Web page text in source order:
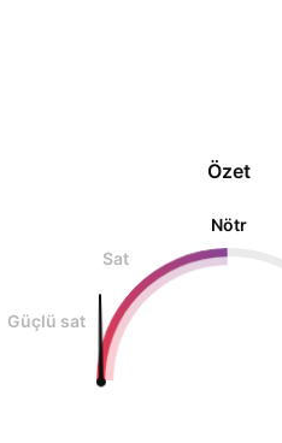
Özet
Nötr
Sat
Güçlü sat